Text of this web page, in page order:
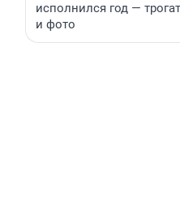
исполнился год —
и фото